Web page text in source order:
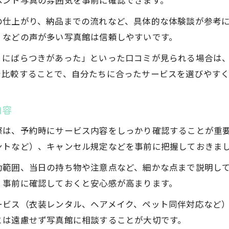
上がり、納品までの流れなど、具体的な体験談が参考
どの声が多い写真館は信頼しやすいです。
ばらつきがあった」といった口コミが見られる場合は
較することで、自分たちに合ったサービスを選びやす
、予約時にサービス内容をしっかり確認することが重
など）、キャンセル規定などを事前に把握しておきま
囲、当日の持ち物や注意点など、細かな点まで説明し
前に確認しておくと安心感が高まります。
ス（衣装レンタル、ヘアメイク、ペット同伴対応など
遠慮せず写真館に相談することが大切です。